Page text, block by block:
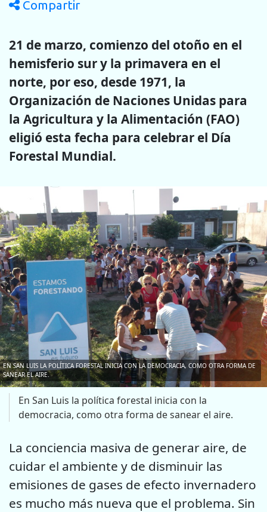
Compartir
21 de marzo, comienzo del otoño en el
hemisferio sur y la primavera en el
norte, por eso, desde 1971, la
Organización de Naciones Unidas para
la Agricultura y la Alimentación (FAO)
eligió esta fecha para celebrar el Día
Forestal Mundial.
EN SAN LUIS LA POLÍTICA FORESTAL INICIA CON LA DEMOCRACIA, COMO OTRA FORMA DE
SANEAR EL AIRE.
En San Luis la política forestal inicia con la
democracia, como otra forma de sanear el aire.
La conciencia masiva de generar aire, de
cuidar el ambiente y de disminuir las
emisiones de gases de efecto invernadero
es mucho más nueva que el problema. Sin